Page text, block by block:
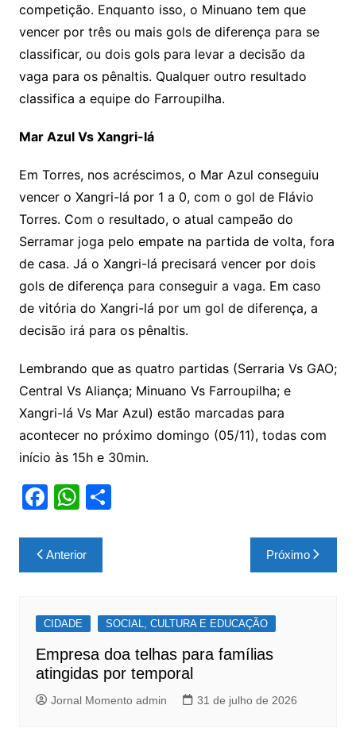
competição. Enquanto isso, o Minuano tem que
vencer por três ou mais gols de diferença para se
classificar, ou dois gols para levar a decisão da
vaga para os pênaltis. Qualquer outro resultado
classifica a equipe do Farroupilha.
Mar Azul Vs Xangri-lá
Em Torres, nos acréscimos, o Mar Azul conseguiu
vencer o Xangri-lá por 1 a 0, com o gol de Flávio
Torres. Com o resultado, o atual campeão do
Serramar joga pelo empate na partida de volta, fora
de casa. Já o Xangri-lá precisará vencer por dois
gols de diferença para conseguir a vaga. Em caso
de vitória do Xangri-lá por um gol de diferença, a
decisão irá para os pênaltis.
Lembrando que as quatro partidas (Serraria Vs GAO;
Central Vs Aliança; Minuano Vs Farroupilha; e
Xangri-lá Vs Mar Azul) estão marcadas para
acontecer no próximo domingo (05/11), todas com
início às 15h e 30min.
F
c
e
o
o
k
W
at
s
p
p
S
Navegação
de
Anterior Próximo
CIDADE SOCIAL, CULTURA E EDUCAÇÃO
Empresa doa telhas para famílias
atingidas por temporal
Jornal Momento admin 31 de julho de 2026